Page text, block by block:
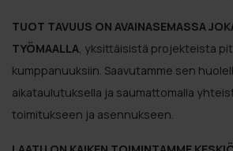
TUOT TAVUUS ON AVAINASEMASSA
TYÖMAALLA, yksittäisistä projekteista
kumppanuuksiin. Saavutamme sen
aikataulutuksella ja saumattomalla
toimitukseen ja asennukseen.